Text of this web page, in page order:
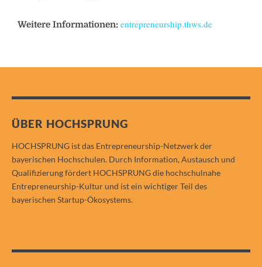
Weitere Informationen: entrepreneurship.thws.de
ÜBER HOCHSPRUNG
HOCHSPRUNG ist das Entrepreneurship-Netzwerk der
bayerischen Hochschulen. Durch Information, Austausch und
Qualifizierung fördert HOCHSPRUNG die hochschulnahe
Entrepreneurship-Kultur und ist ein wichtiger Teil des
bayerischen Startup-Ökosystems.